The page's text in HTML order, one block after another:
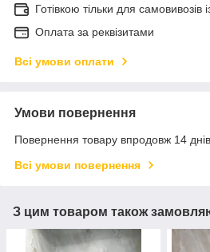
Готівкою тільки для самовивозів
Оплата за реквізитами
Всі умови оплати
Умови повернення
Повернення товару впродовж 14
Всі умови повернення
З цим товаром також